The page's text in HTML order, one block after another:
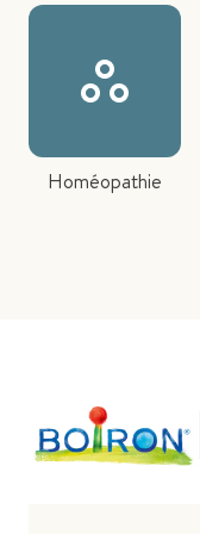
Homéopathie